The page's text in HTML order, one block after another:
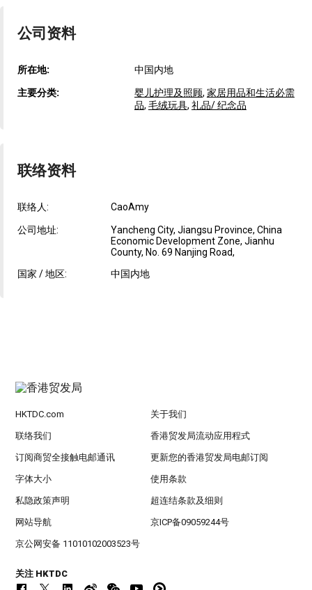
公司资料
所在地: 中国内地
主要分类: 婴儿护理及照顾, 家居用品和生活必需
品, 毛绒玩具, 礼品/ 纪念品
联络资料
联络人: CaoAmy
公司地址:
Yancheng City, Jiangsu Province, China
Economic Development Zone, Jianhu
County, No. 69 Nanjing Road,
国家 / 地区:
中国内地
HKTDC.com 关于我们
联络我们 香港贸发局流动应用程式
订阅商贸全接触电邮通讯 更新您的香港贸发局电邮订阅
字体大小 使用条款
私隐政策声明 超连结条款及细则
网站导航 京ICP备09059244号
京公网安备 11010102003523号
关注 HKTDC